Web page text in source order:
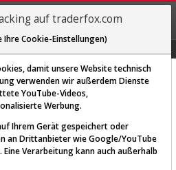
REGIS-
TRIEREN
ist nur für
auf traderfox.com
Ihre Cookie-Einstellungen)
damit unsere Website technisch
verwenden wir außerdem Dienste
YouTube-Videos,
Werbung.
Ihrem Gerät gespeichert oder
an Drittanbieter wie Google/YouTube
Verarbeitung kann auch außerhalb